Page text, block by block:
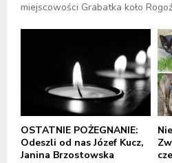
miejscowości Grabatka koło
OSTATNIE POŻEGNANIE:
Odeszli od nas Józef Kucz,
Janina Brzostowska